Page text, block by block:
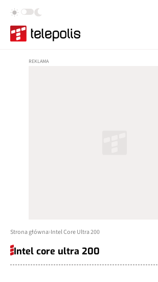
Strona główna Intel Core Ultra 200
Intel core ultra 200